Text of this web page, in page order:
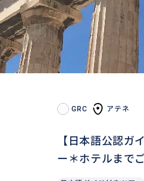
GRC アテネ
【日本語公認ガ
ー＊ホテルまで